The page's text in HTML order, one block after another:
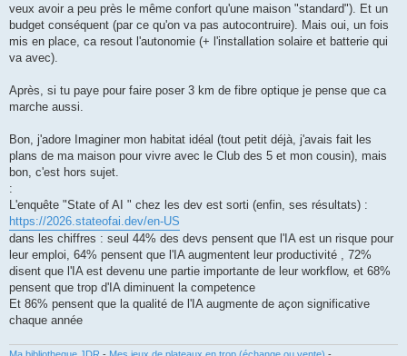
veux avoir a peu près le même confort qu'une maison "standard"). Et un
budget conséquent (par ce qu'on va pas autocontruire). Mais oui, un fois
mis en place, ca resout l'autonomie (+ l'installation solaire et batterie qui
va avec).
Après, si tu paye pour faire poser 3 km de fibre optique je pense que ca
marche aussi.
Bon, j'adore Imaginer mon habitat idéal (tout petit déjà, j'avais fait les
plans de ma maison pour vivre avec le Club des 5 et mon cousin), mais
bon, c'est hors sujet.
:
L'enquête "State of AI " chez les dev est sorti (enfin, ses résultats) :
https://2026.stateofai.dev/en-US
dans les chiffres : seul 44% des devs pensent que l'IA est un risque pour
leur emploi, 64% pensent que l'IA augmentent leur productivité , 72%
disent que l'IA est devenu une partie importante de leur workflow, et 68%
pensent que trop d'IA diminuent la competence
Et 86% pensent que la qualité de l'IA augmente de açon significative
chaque année